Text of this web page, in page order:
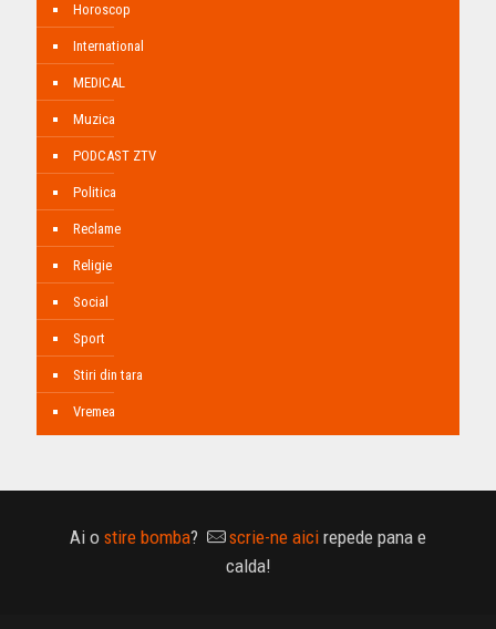
Horoscop
International
MEDICAL
Muzica
PODCAST ZTV
Politica
Reclame
Religie
Social
Sport
Stiri din tara
Vremea
Ai o stire bomba? scrie-ne aici repede pana e
calda!